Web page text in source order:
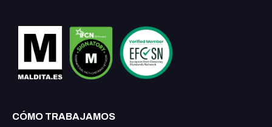
CÓMO TRABAJAMOS